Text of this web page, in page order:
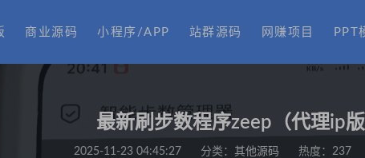
商业源码 小程序/APP 站群源码 网赚项目 PPT
最新刷步数程序zeep（代理ip版
2025-11-23 04:45:27 分类： 其他源码 热度：237